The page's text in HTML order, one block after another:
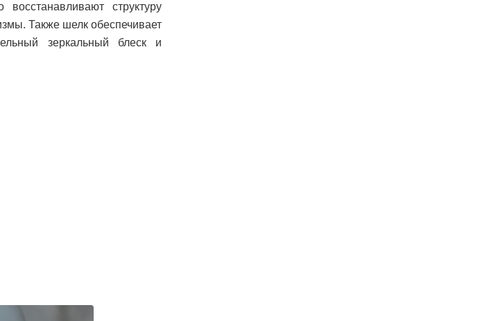
структуру
Также шелк обеспечивает
зеркальный блеск и